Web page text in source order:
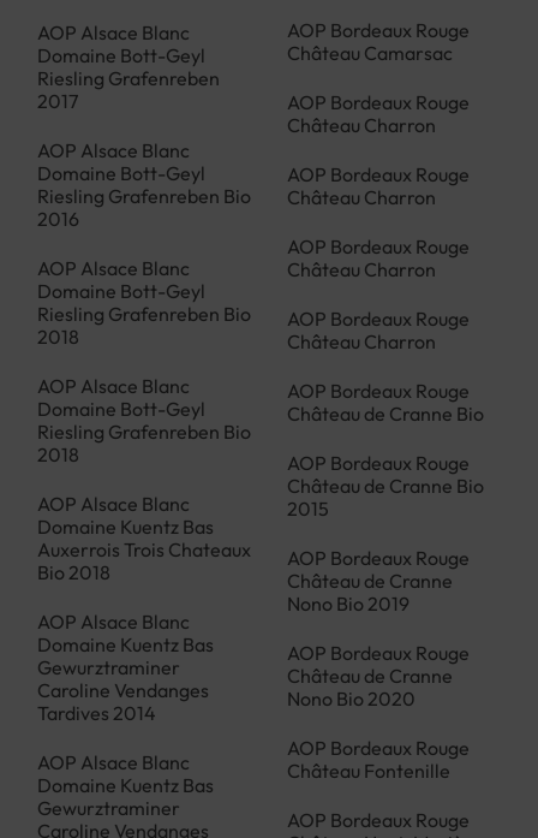
AOP Alsace Blanc
Domaine Bott-Geyl
Riesling Grafenreben
2017
AOP Alsace Blanc
Domaine Bott-Geyl
Riesling Grafenreben Bio
2016
AOP Alsace Blanc
Domaine Bott-Geyl
Riesling Grafenreben Bio
2018
AOP Alsace Blanc
Domaine Bott-Geyl
Riesling Grafenreben Bio
2018
AOP Alsace Blanc
Domaine Kuentz Bas
Auxerrois Trois Chateaux
Bio 2018
AOP Alsace Blanc
Domaine Kuentz Bas
Gewurztraminer
Caroline Vendanges
Tardives 2014
AOP Alsace Blanc
Domaine Kuentz Bas
Gewurztraminer
Caroline Vendanges
AOP Bordeaux Rouge
Château Camarsac
AOP Bordeaux Rouge
Château Charron
AOP Bordeaux Rouge
Château Charron
AOP Bordeaux Rouge
Château Charron
AOP Bordeaux Rouge
Château Charron
AOP Bordeaux Rouge
Château de Cranne Bio
AOP Bordeaux Rouge
Château de Cranne Bio
2015
AOP Bordeaux Rouge
Château de Cranne
Nono Bio 2019
AOP Bordeaux Rouge
Château de Cranne
Nono Bio 2020
AOP Bordeaux Rouge
Château Fontenille
AOP Bordeaux Rouge